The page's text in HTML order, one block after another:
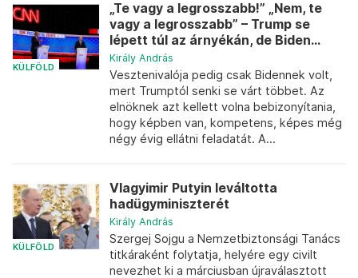
KÜLFÖLD
„Te vagy a legrosszabb!” „Nem, te
vagy a legrosszabb” – Trump se
lépett túl az árnyékán, de Biden...
Király András
Vesztenivalója pedig csak Bidennek volt,
mert Trumptól senki se várt többet. Az
elnöknek azt kellett volna bebizonyítania,
hogy képben van, kompetens, képes még
négy évig ellátni feladatát. A...
KÜLFÖLD
Vlagyimir Putyin leváltotta
hadügyminiszterét
Király András
Szergej Sojgu a Nemzetbiztonsági Tanács
titkáraként folytatja, helyére egy civilt
nevezhet ki a márciusban újraválasztott